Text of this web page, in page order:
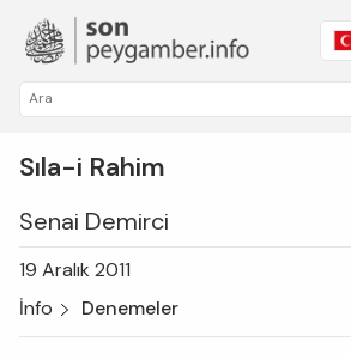
Sıla-i Rahim
Senai Demirci
19 Aralık 2011
İnfo
Denemeler